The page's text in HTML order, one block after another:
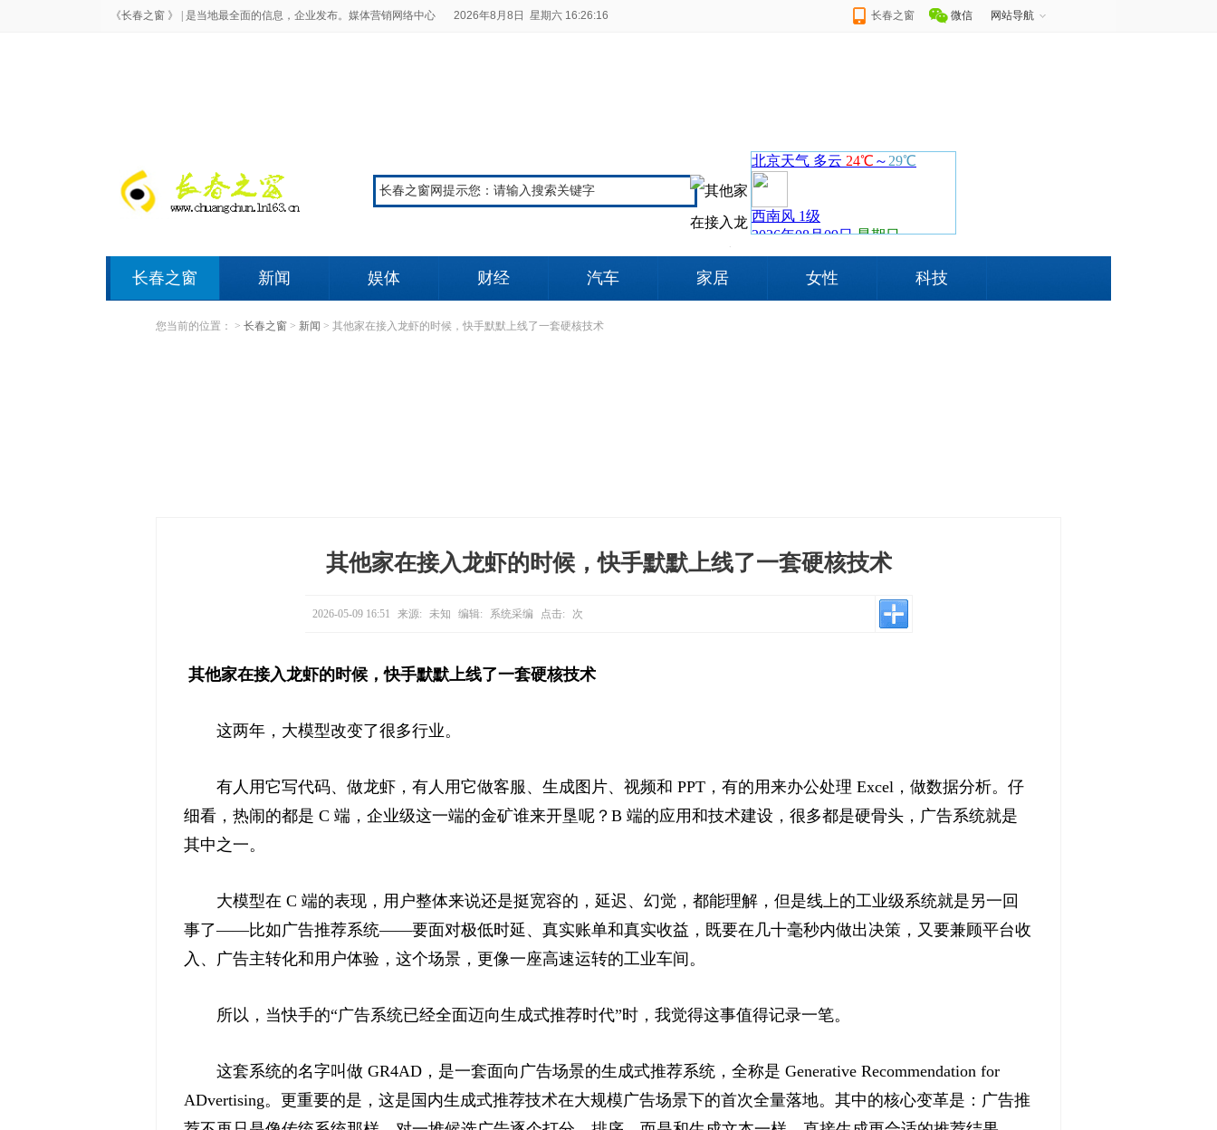
《长春之窗 》 | 是当地最全面的信息，企业发布。媒体营销网络中心 2026年8月8日 星期六 16:26:17 长春之窗 微信 网站导航
长春之窗 新闻 娱体 财经 汽车 家居 女性 科技
您当前的位置： > 长春之窗 > 新闻 > 其他家在接入龙虾的时候，快手默默上线了一套硬核技术
其他家在接入龙虾的时候，快手默默上线了一套硬核技术
2026-05-09 16:51 来源: 未知 编辑: 系统采编 点击: 次
其他家在接入龙虾的时候，快手默默上线了一套硬核技术
这两年，大模型改变了很多行业。
有人用它写代码、做龙虾，有人用它做客服、生成图片、视频和 PPT，有的用来办公处理 Excel，做数据分析。仔
细看，热闹的都是 C 端，企业级这一端的金矿谁来开垦呢？B 端的应用和技术建设，很多都是硬骨头，广告系统就是
其中之一。
大模型在 C 端的表现，用户整体来说还是挺宽容的，延迟、幻觉，都能理解，但是线上的工业级系统就是另一回
事了——比如广告推荐系统——要面对极低时延、真实账单和真实收益，既要在几十毫秒内做出决策，又要兼顾平台收
入、广告主转化和用户体验，这个场景，更像一座高速运转的工业车间。
所以，当快手的“广告系统已经全面迈向生成式推荐时代”时，我觉得这事值得记录一笔。
这套系统的名字叫做 GR4AD，是一套面向广告场景的生成式推荐系统，全称是 Generative Recommendation for
ADvertising。更重要的是，这是国内生成式推荐技术在大规模广告场景下的首次全量落地。其中的核心变革是：广告推